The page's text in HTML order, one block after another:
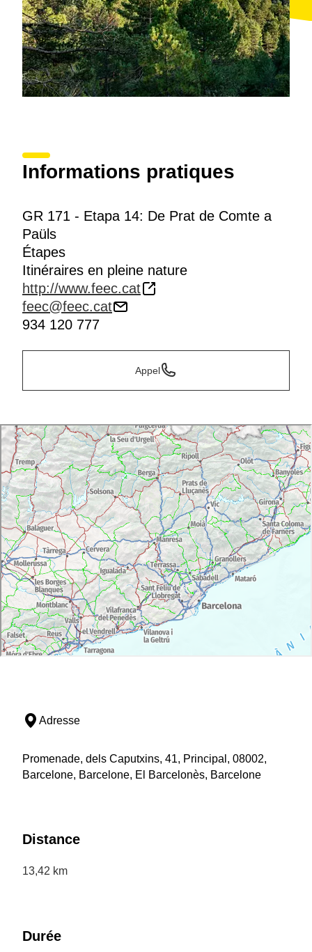
Informations pratiques
GR 171 - Etapa 14: De Prat de Comte a
Paüls
Étapes
Itinéraires en pleine nature
http://www.feec.cat
feec@feec.cat
934 120 777
Appel
Adresse
Promenade, dels Caputxins, 41, Principal, 08002,
Barcelone, Barcelone, El Barcelonès, Barcelone
Distance
13,42 km
Durée